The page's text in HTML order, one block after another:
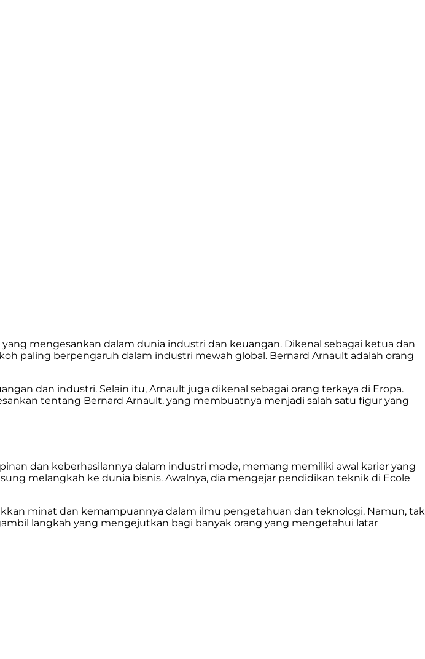
mengesankan dalam dunia industri dan keuangan. Dikenal sebagai ketua dan
paling berpengaruh dalam industri mewah global. Bernard Arnault adalah orang
dan industri. Selain itu, Arnault juga dikenal sebagai orang terkaya di Eropa.
tentang Bernard Arnault, yang membuatnya menjadi salah satu figur yang
dan keberhasilannya dalam industri mode, memang memiliki awal karier yang
melangkah ke dunia bisnis. Awalnya, dia mengejar pendidikan teknik di Ecole
minat dan kemampuannya dalam ilmu pengetahuan dan teknologi. Namun, tak
langkah yang mengejutkan bagi banyak orang yang mengetahui latar